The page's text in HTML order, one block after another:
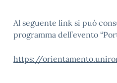
Al seguente link si può
programma dell’evento
https://